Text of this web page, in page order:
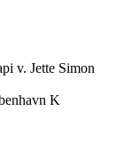
v. Jette Simon
K